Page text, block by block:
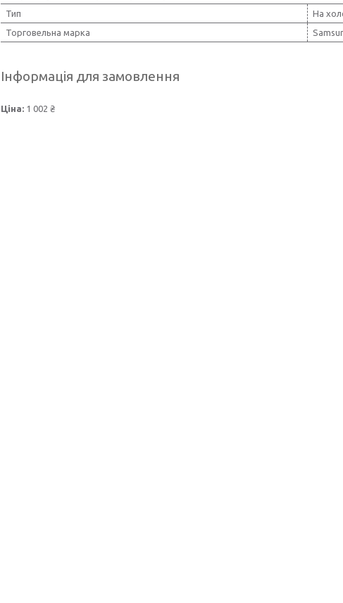
Тип
На
Торговельна марка
Інформація для замовлення
Ціна: 1 002 ₴